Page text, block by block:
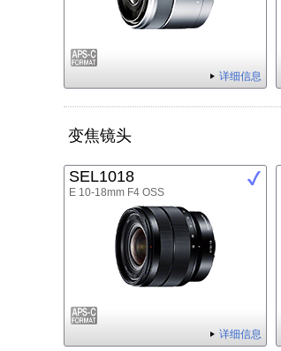
详细信息
变焦镜头
SEL1018
E 10-18mm F4 OSS
详细信息